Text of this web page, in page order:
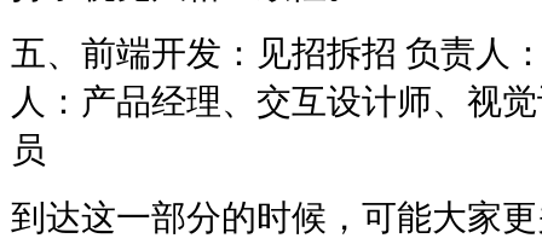
五、前端开发：见招拆招 负责人
人：产品经理、交互设计师、视
员
到达这一部分的时候，可能大家